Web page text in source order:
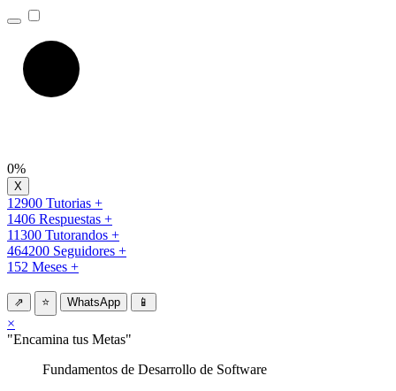
0%
12900 Tutorias +
1406 Respuestas +
11300 Tutorandos +
464200 Seguidores +
152 Meses +
⇗ ⭐ WhatsApp 📱
×
"Encamina tus Metas"
Fundamentos de Desarrollo de Software